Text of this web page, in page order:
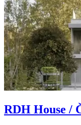
RDH House /